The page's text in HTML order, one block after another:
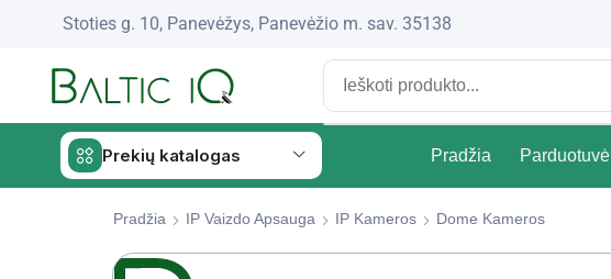
Stoties g. 10, Panevėžys, Panevėžio m. sav. 35138
Prekių katalogas Pradžia Parduotuvė
Pradžia IP Vaizdo Apsauga IP Kameros Dome Kameros